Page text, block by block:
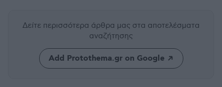
Δείτε περισσότερα άρθρα μας στα αποτελέσματα
αναζήτησης
Add Protothema.gr on Google